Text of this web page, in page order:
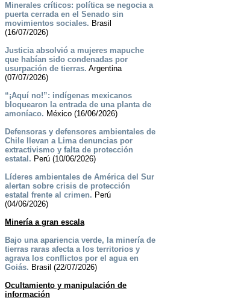
Minerales críticos: política se negocia a
puerta cerrada en el Senado sin
movimientos sociales. Brasil
(16/07/2026)
Justicia absolvió a mujeres mapuche
que habían sido condenadas por
usurpación de tierras. Argentina
(07/07/2026)
“¡Aquí no!”: indígenas mexicanos
bloquearon la entrada de una planta de
amoníaco. México (16/06/2026)
Defensoras y defensores ambientales de
Chile llevan a Lima denuncias por
extractivismo y falta de protección
estatal. Perú (10/06/2026)
Líderes ambientales de América del Sur
alertan sobre crisis de protección
estatal frente al crimen. Perú
(04/06/2026)
Minería a gran escala
Bajo una apariencia verde, la minería de
tierras raras afecta a los territorios y
agrava los conflictos por el agua en
Goiás. Brasil (22/07/2026)
Ocultamiento y manipulación de
información